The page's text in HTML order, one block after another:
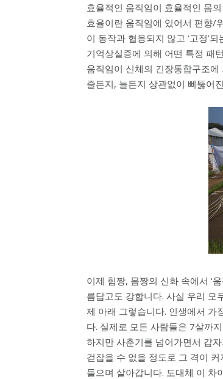
효율적인 움직임이 효율적인 몸
효율이란 움직임에 있어서 편향/
이 동작과 협응되지 않고 ‘고정’
기억상실증에 의해 어떤 특정 패
움직임이 신체의 긴장통합구조
줄든지, 늘든지 상관없이 삐뚫어
이제 힘짱, 몸짱의 신화 속에서 ‘
름답고도 강합니다. 사실 우리 모
제 아래 그렇습니다. 인생에서 가
다. 실제로 모든 사람들은 7살까
하지만 사춘기를 넘어가면서 갑
걷잡을 수 없을 정도로 그 격이
들으며 살아갑니다. 도대체 이 차